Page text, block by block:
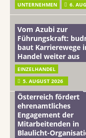
UNTERNEHMEN 6.
Vom Azubi zur
Führungskraft:
baut Karrierewege
Handel weiter aus
EINZELHANDEL
5. AUGUST 2026
mehr vom leben
Österreich fördert
ehrenamtliches
Engagement der
Mitarbeitenden in
Blaulicht-